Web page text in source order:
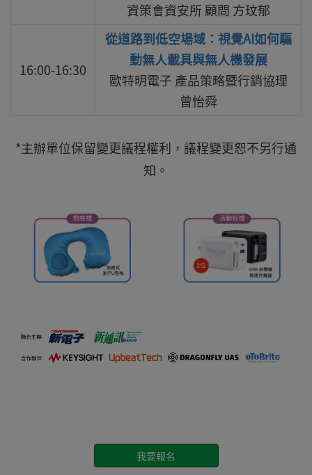
資策會資安所 顧問 方玟郁
16:00-16:30
從道路到低空場域：視覺AI如何驅
動無人載具與無人機發展
歐特明電子 產品策略暨行銷協理
曾怡舜
*主辦單位保留變更議程權利，議程變更恕不另行通
知。
我要報名